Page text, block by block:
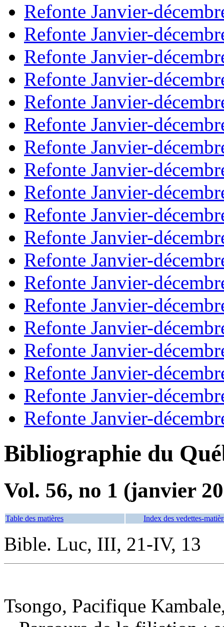
Refonte Janvier-
Refonte Janvier-
Refonte Janvier-
Refonte Janvier-
Refonte Janvier-
Refonte Janvier-
Refonte Janvier-
Refonte Janvier-
Refonte Janvier-
Refonte Janvier-
Refonte Janvier-
Refonte Janvier-
Refonte Janvier-
Refonte Janvier-
Refonte Janvier-
Refonte Janvier-
Refonte Janvier-
Refonte Janvier-
Refonte Janvier-
Bibliographie du
Vol. 56, no 1 (janvier
Table des matières Index des vedettes-
Bible. Luc, III, 21-IV, 13
Tsongo, Pacifique